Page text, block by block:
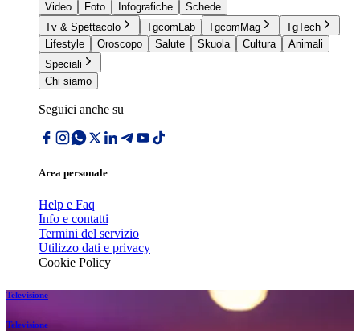
Video
Foto Infografiche
Schede
Tv & Spettacolo
TgcomLab TgcomMag
TgTech
Lifestyle
Oroscopo Salute Skuola Cultura
Animali
Speciali
Chi siamo
Seguici anche su
Area personale
Help e Faq
Info e contatti
Termini del servizio
Utilizzo dati e privacy
Cookie Policy
Televisione
Televisione